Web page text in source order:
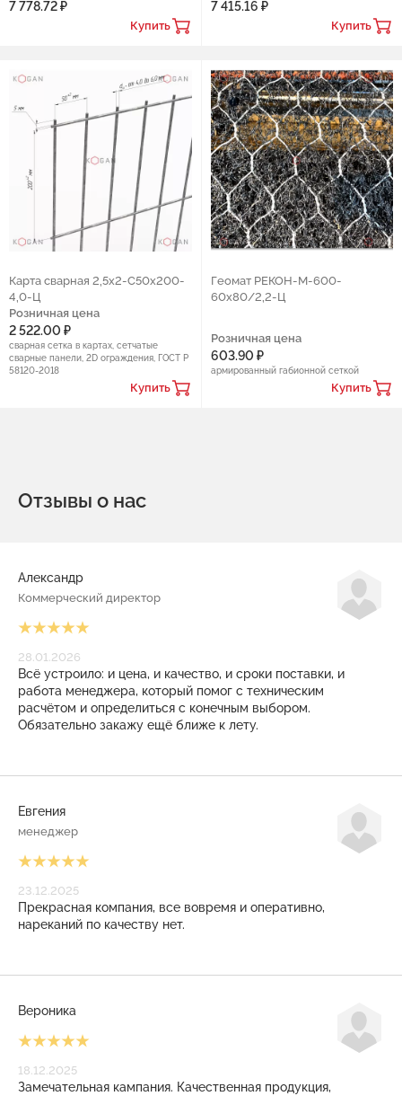
7 778.72 ₽
Купить
7 415.16 ₽
Купить
Карта сварная 2,5х2-С50х200-
4,0-Ц
Розничная цена
2 522.00 ₽
сварная сетка в картах, сетчатые
сварные панели, 2D ограждения, ГОСТ Р
58120-2018
Купить
Геомат РЕКОН-М-600-
60x80/2,2-Ц
Розничная цена
603.90 ₽
армированный габионной сеткой
Купить
Отзывы о нас
Александр
Коммерческий директор
28.01.2026
Всё устроило: и цена, и качество, и сроки поставки, и
работа менеджера, который помог с техническим
расчётом и определиться с конечным выбором.
Обязательно закажу ещё ближе к лету.
Евгения
менеджер
23.12.2025
Прекрасная компания, все вовремя и оперативно,
нареканий по качеству нет.
Вероника
18.12.2025
Замечательная кампания. Качественная продукция,